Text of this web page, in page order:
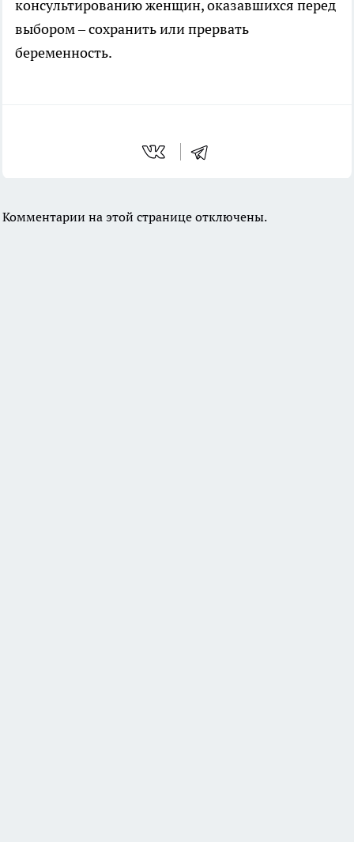
консультированию женщин, оказавшихся перед
выбором – сохранить или прервать
беременность.
Комментарии на этой странице отключены.